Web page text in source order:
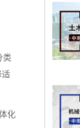
类
适
化